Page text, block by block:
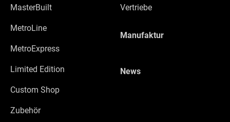
MasterBuilt
MetroLine
MetroExpress
Limited Edition
Custom Shop
Zubehör
Vertriebe
Manufaktur
News